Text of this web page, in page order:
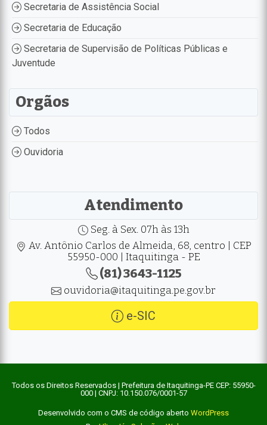
Secretaria de Assistência Social
Secretaria de Educação
Secretaria de Supervisão de Políticas Públicas e
Juventude
Orgãos
Todos
Ouvidoria
Atendimento
Seg. à Sex. 07h às 13h
Av. Antônio Carlos de Almeida, 68, centro | CEP
55950-000 | Itaquitinga - PE
(81) 3643-1125
ouvidoria@itaquitinga.pe.gov.br
e-SIC
Todos os Direitos Reservados | Prefeitura de Itaquitinga-PE CEP: 55950-
000 | CNPJ: 10.150.076/0001-57
Desenvolvido com o CMS de código aberto WordPress